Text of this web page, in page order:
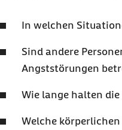
In welchen
Sind andere
Angststörungen
Wie lange halten
Welche